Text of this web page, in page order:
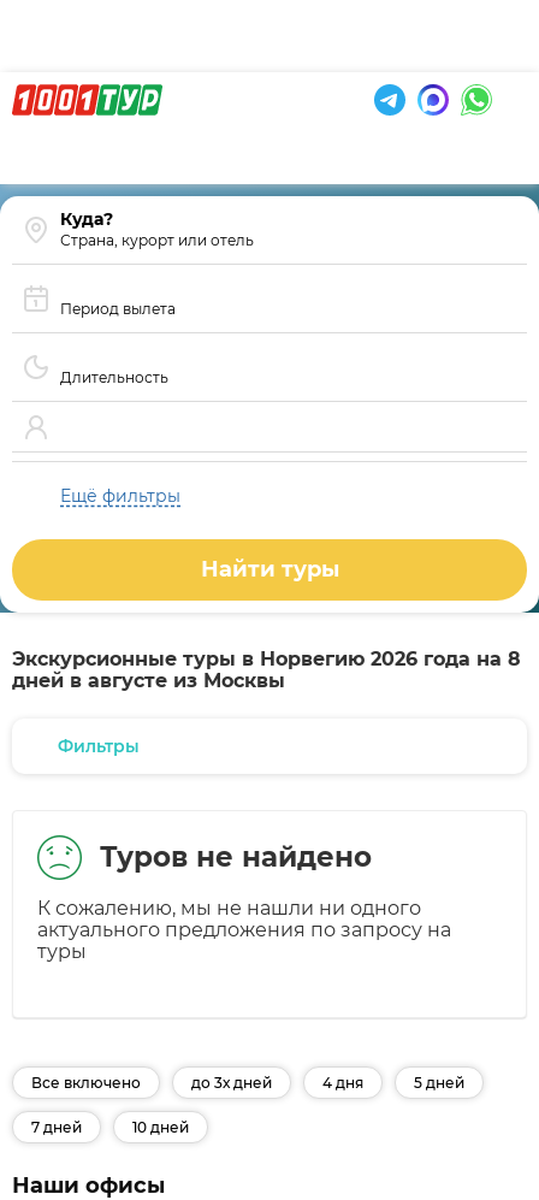
Страна, курорт или отель
Период вылета
Длительность
Ещё фильтры
Найти туры
Экскурсионные туры в Норвегию 2026 года на 8
дней в августе из Москвы
Фильтры
Туров не найдено
К сожалению, мы не нашли ни одного
актуального предложения по запросу на
туры
Все включено до 3х дней 4 дня 5 дней
7 дней 10 дней
Наши офисы